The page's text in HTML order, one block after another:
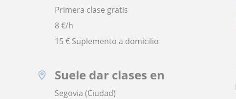
Primera clase gratis
8€/h
15 € Suplemento a domicilio
Suele dar clases en
Segovia (Ciudad)